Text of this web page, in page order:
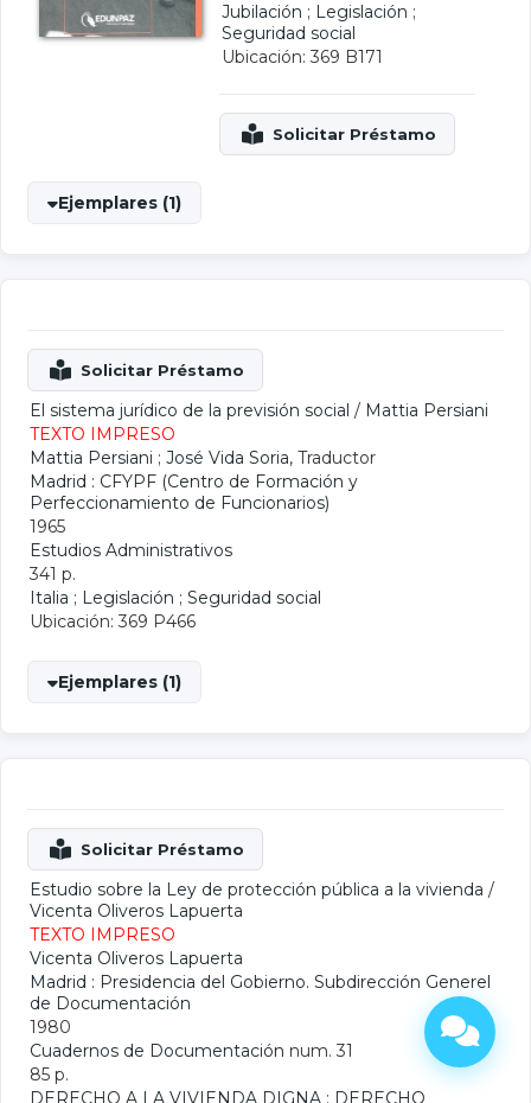
Jubilación ; Legislación ;
Seguridad social
Ubicación: 369 B171
Ejemplares (1)
El sistema jurídico de la previsión social / Mattia Persiani
TEXTO IMPRESO
Mattia Persiani ; José Vida Soria, Traductor
Madrid : CFYPF (Centro de Formación y
Perfeccionamiento de Funcionarios)
1965
Estudios Administrativos
341 p.
Italia ; Legislación ; Seguridad social
Ubicación: 369 P466
Ejemplares (1)
Estudio sobre la Ley de protección pública a la vivienda /
Vicenta Oliveros Lapuerta
TEXTO IMPRESO
Vicenta Oliveros Lapuerta
Madrid : Presidencia del Gobierno. Subdirección Generel
de Documentación
1980
Cuadernos de Documentación num. 31
85 p.
DERECHO A LA VIVIENDA DIGNA ; DERECHO